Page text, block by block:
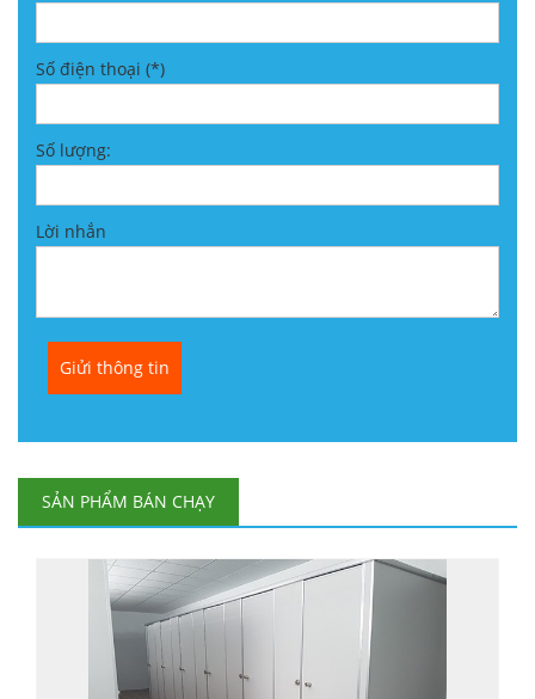
Số điện thoại (*)
Số lượng:
Lời nhắn
SẢN PHẨM BÁN CHẠY